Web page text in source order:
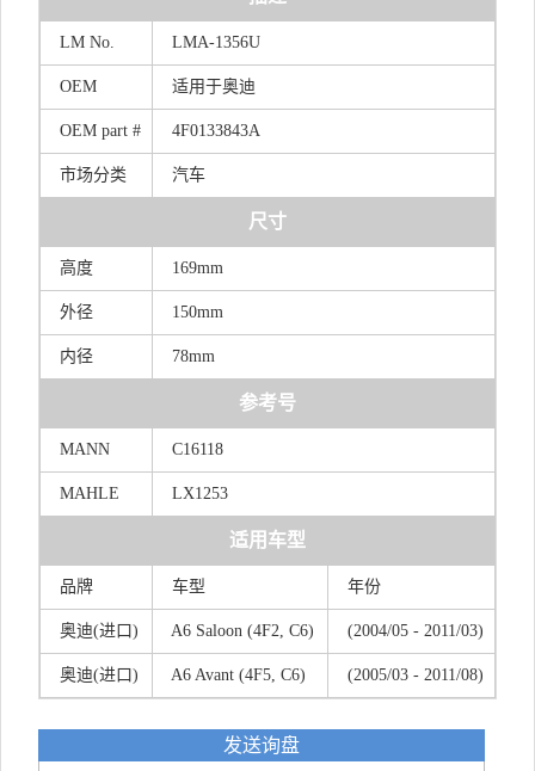
LM No. LMA-1356U
OEM 适用于奥迪
OEM part # 4F0133843A
市场分类 汽车
尺寸
高度 169mm
外径 150mm
内径 78mm
参考号
MANN C16118
MAHLE LX1253
适用车型
品牌 车型 年份
奥迪(进口) A6 Saloon (4F2, C6) (2004/05 - 2011/03)
奥迪(进口) A6 Avant (4F5, C6) (2005/03 - 2011/08)
发送询盘